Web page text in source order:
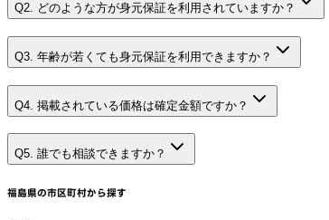
Q2. どのような方が身元保証を利用されていますか？
Q3. 年齢が若くても身元保証を利用できますか？
Q4. 掲載されている価格は確定金額ですか？
Q5. 誰でも相談できますか？
福島県の市区町村から探す